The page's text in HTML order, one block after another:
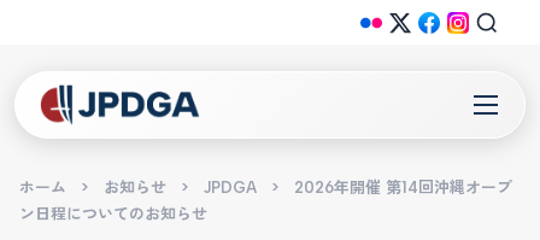
ホーム > お知らせ > JPDGA >
2026年開催 第14回沖縄オープ
ン日程についてのお知らせ